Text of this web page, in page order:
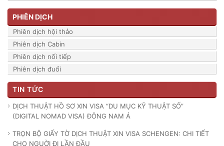
PHIÊN DỊCH
Phiên dịch hội thảo
Phiên dịch Cabin
Phiên dịch nối tiếp
Phiên dịch đuổi
TIN TỨC
DỊCH THUẬT HỒ SƠ XIN VISA “DU MỤC KỸ THUẬT SỐ”
(DIGITAL NOMAD VISA) ĐÔNG NAM Á
TRỌN BỘ GIẤY TỜ DỊCH THUẬT XIN VISA SCHENGEN: CHI TIẾT
CHO NGUỜI ĐI LẦN ĐẦU